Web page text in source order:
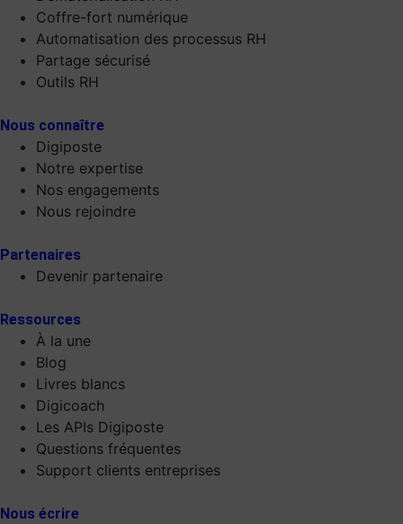
Coffre-fort numérique
Automatisation des processus RH
Partage sécurisé
Outils RH
Nous connaître
Digiposte
Notre expertise
Nos engagements
Nous rejoindre
Partenaires
Devenir partenaire
Ressources
À la une
Blog
Livres blancs
Digicoach
Les APIs Digiposte
Questions fréquentes
Support clients entreprises
Nous écrire